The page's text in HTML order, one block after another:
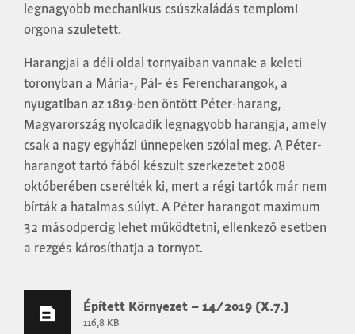
legnagyobb mechanikus csúszkaládás templomi
orgona született.
Harangjai a déli oldal tornyaiban vannak: a keleti
toronyban a Mária-, Pál- és Ferencharangok, a
nyugatiban az 1819-ben öntött Péter-harang,
Magyarország nyolcadik legnagyobb harangja, amely
csak a nagy egyházi ünnepeken szólal meg. A Péter-
harangot tartó fából készült szerkezetet 2008
októberében cserélték ki, mert a régi tartók már nem
bírták a hatalmas súlyt. A Péter harangot maximum
32 másodpercig lehet működtetni, ellenkező esetben
a rezgés károsíthatja a tornyot.
Épített Környezet – 14/2019 (X.7.)
116,8 KB